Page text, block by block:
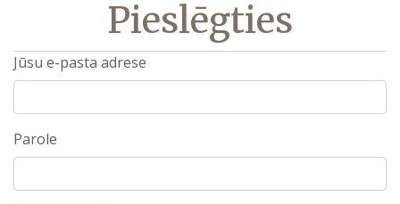
Pieslēgties
Jūsu e-pasta adrese
Parole